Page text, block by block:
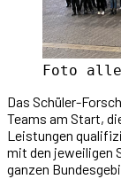
Foto
Das Schüler-
Teams am Start,
Leistungen
mit den jeweiligen
ganzen